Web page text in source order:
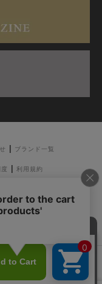
ブランド一覧
利用規約
採用情報
reserved.
用した
い